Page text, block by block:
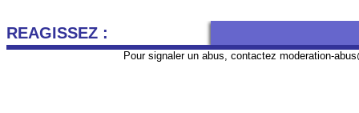
REAGISSEZ :
Pour signaler un abus, contactez moderation-